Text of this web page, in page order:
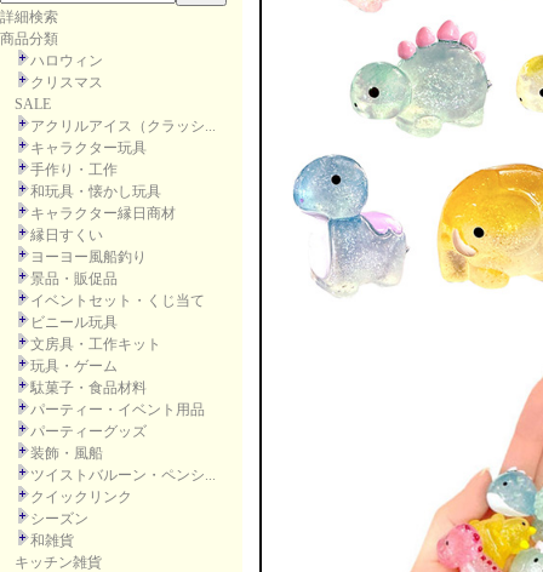
詳細検索
商品分類
ハロウィン
クリスマス
SALE
アクリルアイス（クラッシ...
キャラクター玩具
手作り・工作
和玩具・懐かし玩具
キャラクター縁日商材
縁日すくい
ヨーヨー風船釣り
景品・販促品
イベントセット・くじ当て
ビニール玩具
文房具・工作キット
玩具・ゲーム
駄菓子・食品材料
パーティー・イベント用品
パーティーグッズ
装飾・風船
ツイストバルーン・ペンシ...
クイックリンク
シーズン
和雑貨
キッチン雑貨